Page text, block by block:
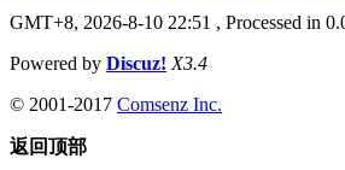
GMT+8, 2026-8-10 22:51 , Processed in
Powered by Discuz! X3.4
© 2001-2017 Comsenz Inc.
返回顶部